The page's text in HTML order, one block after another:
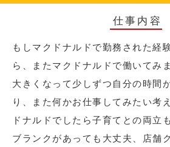
仕事内容
もしマクドナルドで勤務された経
ら、またマクドナルドで働いてみ
大きくなって少しずつ自分の時間
り、また何かお仕事してみたい考
ドナルドでしたら子育てとの両立
ブランクがあっても大丈夫、店舗